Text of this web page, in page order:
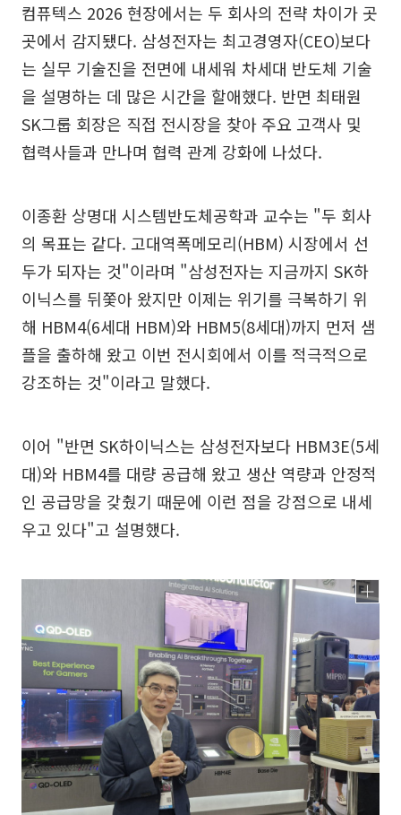
컴퓨텍스 2026 현장에서는 두 회사의 전략 차이가 곳
곳에서 감지됐다. 삼성전자는 최고경영자(CEO)보다
는 실무 기술진을 전면에 내세워 차세대 반도체 기술
을 설명하는 데 많은 시간을 할애했다. 반면 최태원
SK그룹 회장은 직접 전시장을 찾아 주요 고객사 및
협력사들과 만나며 협력 관계 강화에 나섰다.
이종환 상명대 시스템반도체공학과 교수는 "두 회사
의 목표는 같다. 고대역폭메모리(HBM) 시장에서 선
두가 되자는 것"이라며 "삼성전자는 지금까지 SK하
이닉스를 뒤쫓아 왔지만 이제는 위기를 극복하기 위
해 HBM4(6세대 HBM)와 HBM5(8세대)까지 먼저 샘
플을 출하해 왔고 이번 전시회에서 이를 적극적으로
강조하는 것"이라고 말했다.
이어 "반면 SK하이닉스는 삼성전자보다 HBM3E(5세
대)와 HBM4를 대량 공급해 왔고 생산 역량과 안정적
인 공급망을 갖췄기 때문에 이런 점을 강점으로 내세
우고 있다"고 설명했다.